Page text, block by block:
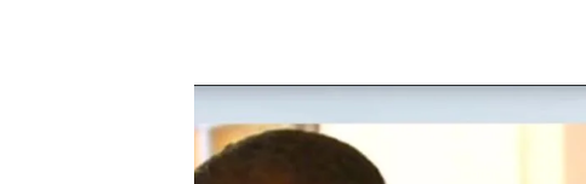
PUEDE INTERESARTE